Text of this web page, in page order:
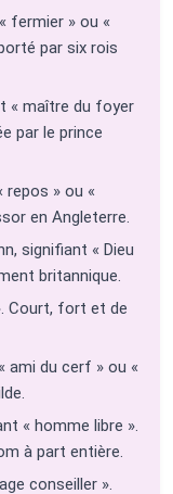
fermier » ou «
par six rois
« maître du foyer
par le prince
repos » ou «
en Angleterre.
signifiant « Dieu
britannique.
Court, fort et de
ami du cerf » ou «
« homme libre ».
à part entière.
conseiller ».